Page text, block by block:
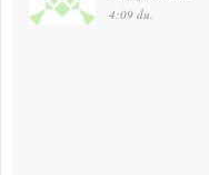
4:09 du.